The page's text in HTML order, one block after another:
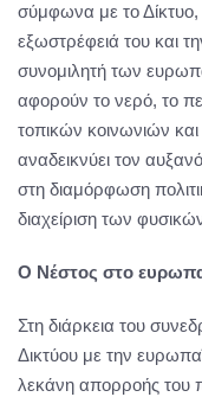
σύμφωνα με το Δίκτυο,
εξωστρέφειά του και
συνομιλητή των
αφορούν το νερό, το
τοπικών κοινωνιών
αναδεικνύει τον
στη διαμόρφωση
διαχείριση των
Ο Νέστος στο
Στη διάρκεια του
Δικτύου με την
λεκάνη απορροής του